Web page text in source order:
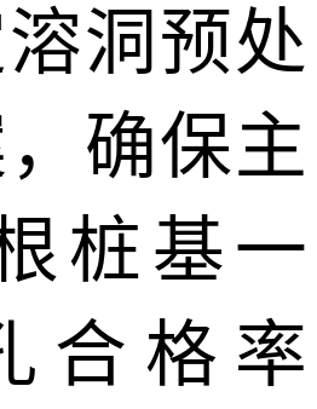
洞预处
确保主
桩基一
合格率